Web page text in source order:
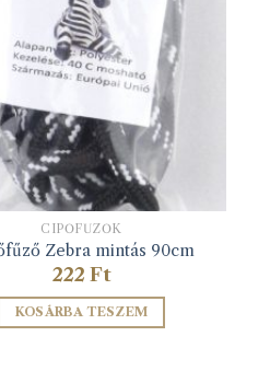
CIPŐFŰZŐK
Zebra mintás 90cm
222 Ft
KOSÁRBA TESZEM